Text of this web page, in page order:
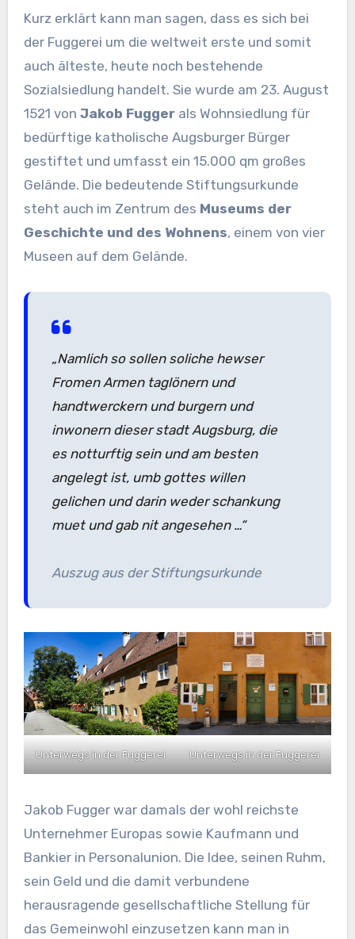
Kurz erklärt kann man sagen, dass es sich bei
der Fuggerei um die weltweit erste und somit
auch älteste, heute noch bestehende
Sozialsiedlung handelt. Sie wurde am 23. August
1521 von Jakob Fuggerals Wohnsiedlung für
bedürftige katholische Augsburger Bürger
gestiftet und umfasst ein 15.000 qm großes
Gelände. Die bedeutende Stiftungsurkunde
steht auch im Zentrum des Museums der
Geschichte und des Wohnens, einem von vier
Museen auf dem Gelände.
„Namlich so sollen soliche hewser
Fromen Armen taglönern und
handtwerckern und burgern und
inwonern dieser stadt Augsburg, die
es notturftig sein und am besten
angelegt ist, umb gottes willen
gelichen und darin weder schankung
muet und gab nit angesehen …“
Auszug aus der Stiftungsurkunde
Unterwegs in der Fuggerei Unterwegs in der Fuggerei
Jakob Fugger war damals der wohl reichste
Unternehmer Europas sowie Kaufmann und
Bankier in Personalunion. Die Idee, seinen Ruhm,
sein Geld und die damit verbundene
herausragende gesellschaftliche Stellung für
das Gemeinwohl einzusetzen kann man in